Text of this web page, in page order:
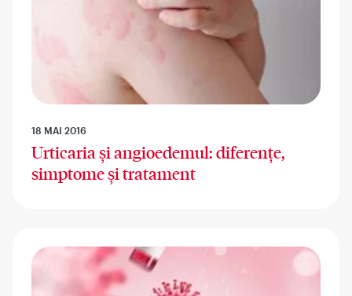
18 MAI 2016
Urticaria și angioedemul: diferențe,
simptome și tratament